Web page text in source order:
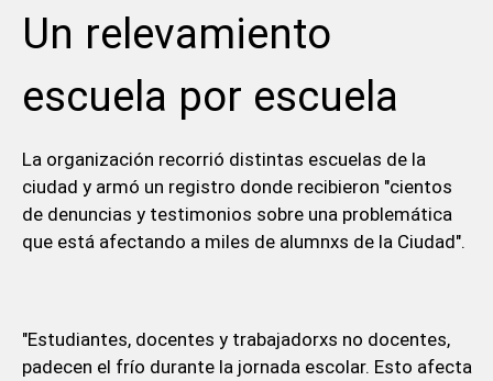
Un relevamiento
escuela por escuela
La organización recorrió distintas escuelas de la
ciudad y armó un registro donde recibieron "cientos
de denuncias y testimonios sobre una problemática
que está afectando a miles de alumnxs de la Ciudad".
"Estudiantes, docentes y trabajadorxs no docentes,
padecen el frío durante la jornada escolar. Esto afecta